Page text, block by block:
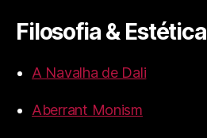
Filosofia & Estética
A Navalha de Dali
Aberrant Monism